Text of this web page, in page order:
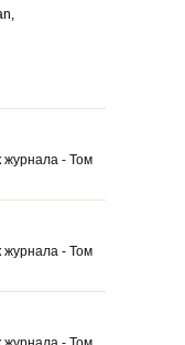
журнала - Том
журнала - Том